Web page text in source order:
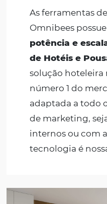
Estoy de acuerdo con la
HABLA CON UN EXPERTO
Alternative: